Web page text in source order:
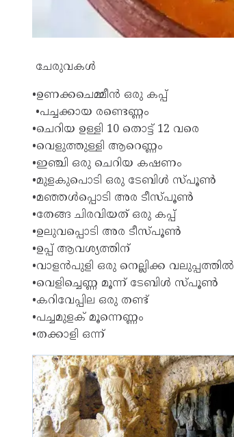
ചേരുവകൾ
•ഉണക്കചെമ്മീൻ ഒരു കപ്പ്
•പച്ചക്കായ രണ്ടെണ്ണം
•ചെറിയ ഉള്ളി 10 തൊട്ട് 12 വരെ
•വെളുത്തുള്ളി ആറെണ്ണം
•ഇഞ്ചി ഒരു ചെറിയ കഷണം
•മുളകുപൊടി ഒരു ടേബിൾ സ്പൂൺ
•മഞ്ഞൾപ്പൊടി അര ടീസ്പൂൺ
•തേങ്ങ ചിരവിയത് ഒരു കപ്പ്
•ഉലുവപ്പൊടി അര ടീസ്പൂൺ
•ഉപ്പ് ആവശ്യത്തിന്
•വാളൻപുളി ഒരു നെല്ലിക്ക വലുപ്പത്തിൽ
•വെളിച്ചെണ്ണ മൂന്ന് ടേബിൾ സ്പൂൺ
•കറിവേപ്പില ഒരു തണ്ട്
•പച്ചമുളക് മൂന്നെണ്ണം
•തക്കാളി ഒന്ന്